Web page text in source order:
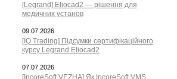
[Legrand] Eliocad2 — рішення для
медичних установ
09.07.2026
[IQ Trading] Підсумки сертифікаційного
курсу Legrand Eliocad2
07.07.2026
[IncoreSoft VEZHA] Як IncoreSoft VMS